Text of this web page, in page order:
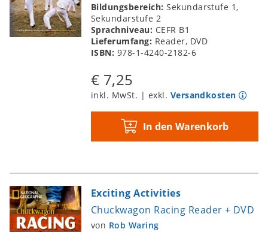
Bildungsbereich:Sekundarstufe 1,
Sekundarstufe 2
Sprachniveau: CEFR B1
Lieferumfang: Reader, DVD
ISBN: 978-1-4240-2182-6
€ 7,25
inkl. MwSt. | exkl. Versandkosten
In den Warenkorb
Exciting Activities
Chuckwagon Racing Reader + DVD
von Rob Waring